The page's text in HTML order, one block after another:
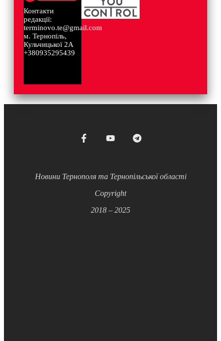
Контакти
редакції:
terminovo.te@gmail.com
м. Тернопіль,
Кульчицької 2А
+380935295439
Новини Тернополя та Тернопільської області
Copyright
2018 – 2025